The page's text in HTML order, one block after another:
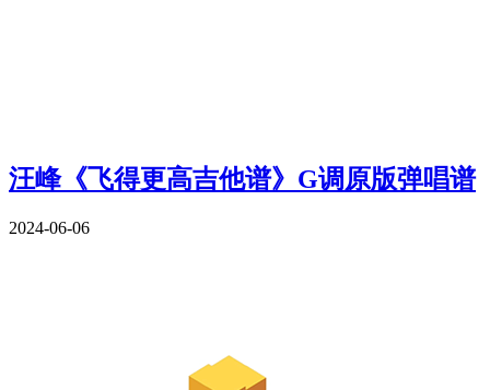
汪峰《飞得更高吉他谱》G调原版弹唱谱
2024-06-06